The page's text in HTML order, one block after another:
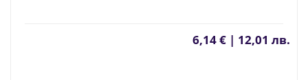
6,14 € | 12,01 лв.